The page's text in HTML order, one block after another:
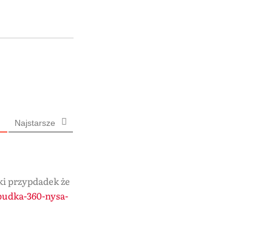
Najstarsze
przypdadek że
360-nysa-